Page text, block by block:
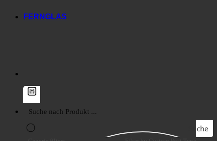
Suche
FERNGLAS